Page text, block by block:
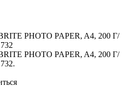
PHOTO PAPER, A4, 200 Г/
PHOTO PAPER, A4, 200 Г/